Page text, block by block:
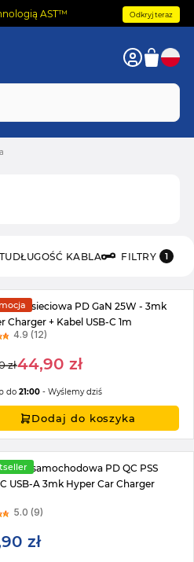
AST™ Odkryj teraz
DŁUGOŚĆ KABLA FILTRY 1
sieciowa PD GaN 25W - 3mk
Charger + Kabel USB-C 1m
4.9 (12)
Price
44,90 zł
zł
do21:00 - Wyślemy dziś
Dodaj do koszyka
samochodowa PD QC PSS
USB-A 3mk Hyper Car Charger
5.0 (9)
zł